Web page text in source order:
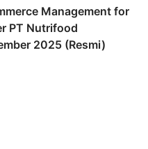
Management for
PT Nutrifood
2025 (Resmi)